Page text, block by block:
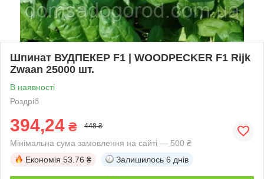
Шпинат ВУДПЕКЕР F1 | WOODPECKER F1 Rijk
Zwaan 25000 шт.
В наявності
Роздріб
394,24 ₴ 448 ₴
Мінімальна сума замовлення на сайті — 500 ₴
Економія 53.76 ₴ Залишилось 6 днів